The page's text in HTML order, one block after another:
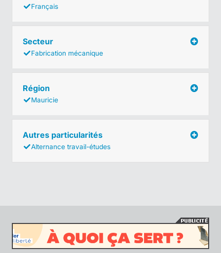
Français
Secteur
Fabrication mécanique
Région
Mauricie
Autres particularités
Alternance travail-études